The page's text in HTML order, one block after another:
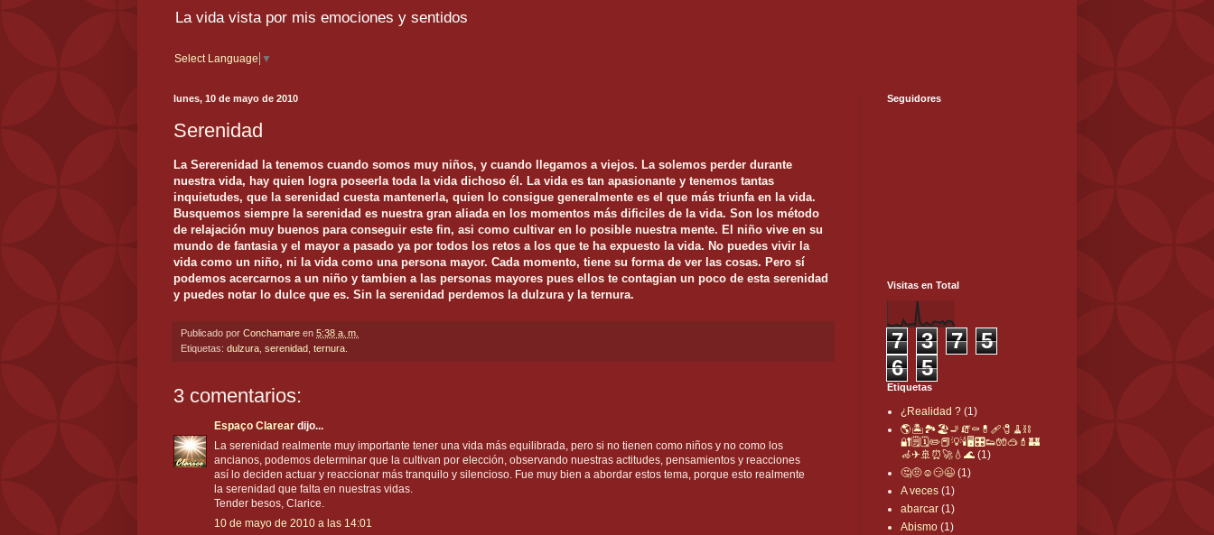
La vida vista por mis emociones y sentidos
Select Language ▼
lunes, 10 de mayo de 2010
Serenidad
La Sererenidad la tenemos cuando somos muy niños, y cuando llegamos a viejos. La solemos perder durante
nuestra vida, hay quien logra poseerla toda la vida dichoso él. La vida es tan apasionante y tenemos tantas
inquietudes, que la serenidad cuesta mantenerla, quien lo consigue generalmente es el que más triunfa en la vida.
Busquemos siempre la serenidad es nuestra gran aliada en los momentos más dificiles de la vida. Son los método
de relajación muy buenos para conseguir este fin, asi como cultivar en lo posible nuestra mente. El niño vive en su
mundo de fantasia y el mayor a pasado ya por todos los retos a los que te ha expuesto la vida. No puedes vivir la
vida como un niño, ni la vida como una persona mayor. Cada momento, tiene su forma de ver las cosas. Pero sí
podemos acercarnos a un niño y tambien a las personas mayores pues ellos te contagian un poco de esta serenidad
y puedes notar lo dulce que es. Sin la serenidad perdemos la dulzura y la ternura.
Publicado por Conchamare en 5:38 a. m.
Etiquetas: dulzura serenidad ternura.
3 comentarios:
Espaço Clarear dijo...
La serenidad realmente muy importante tener una vida más equilibrada, pero si no tienen como niños y no como los
ancianos, podemos determinar que la cultivan por elección, observando nuestras actitudes, pensamientos y reacciones
así lo deciden actuar y reaccionar más tranquilo y silencioso. Fue muy bien a abordar estos tema, porque esto realmente
la serenidad que falta en nuestras vidas.
Tender besos, Clarice.
10 de mayo de 2010 a las 14:01
Seguidores
Visitas en Total
7 3 7
5
6
5
Etiquetas
¿Realidad ? (1)
🌎🏝🏞🏖🚬🧯⚰💊🩹🧷🧹⛓
🔐🗒🗓✏📕💡🕯🖥🎛👟🧤🥽💄🏰
🦽✈🚢⏰🚀💧🌊 (1)
🤔🤨☺️😏😉 (1)
A veces (1)
abarcar (1)
Abismo (1)